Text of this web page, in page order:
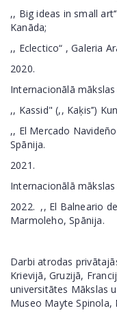
,, Big ideas in small
Kanāda;
,, Eclectico“ , Galeria
2020.
Internacionālā
,, Kassid" (,, Kaķis’’)
,, El Mercado
Spānija.
2021.
Internacionālā
2022. ,, El Balneario
Marmoleho, Spānija.
Darbi atrodas
Krievijā, Gruzijā,
universitātes Mākslas
Museo Mayte Spinola,